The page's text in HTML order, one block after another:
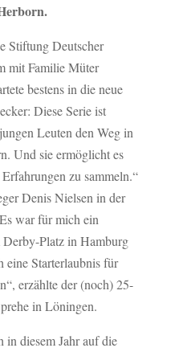
Stiftung Deutscher
mit Familie Müter
bestens in die neue
Diese Serie ist
Leuten den Weg in
Und sie ermöglicht es
zu sammeln.“
Denis Nielsen in der
war für mich ein
Platz in Hamburg
eine Starterlaubnis für
erzählte der (noch) 25-
in Löningen.
in diesem Jahr auf die